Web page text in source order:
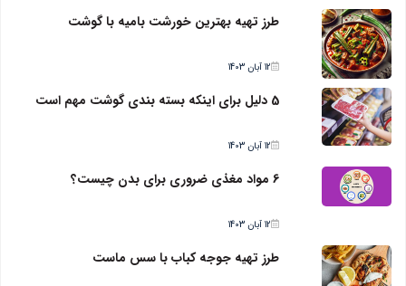
طرز تهیه بهترین خورشت بامیه با گوشت
12 آبان 1403
5 دلیل برای اینکه بسته بندی گوشت مهم است
12 آبان 1403
6 مواد مغذی ضروری برای بدن چیست؟
12 آبان 1403
طرز تهیه جوجه کباب با سس ماست